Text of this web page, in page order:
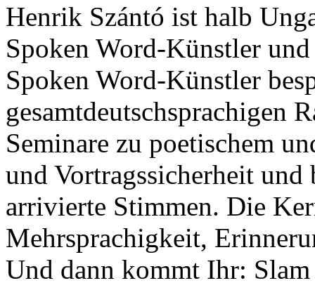
Henrik Szántó ist halb
Spoken Word-Künstler
Spoken Word-Künstler
gesamtdeutschsprachigen
Seminare zu poetischem
und Vortragssicherheit
arrivierte Stimmen. Die
Mehrsprachigkeit,
Und dann kommt Ihr: